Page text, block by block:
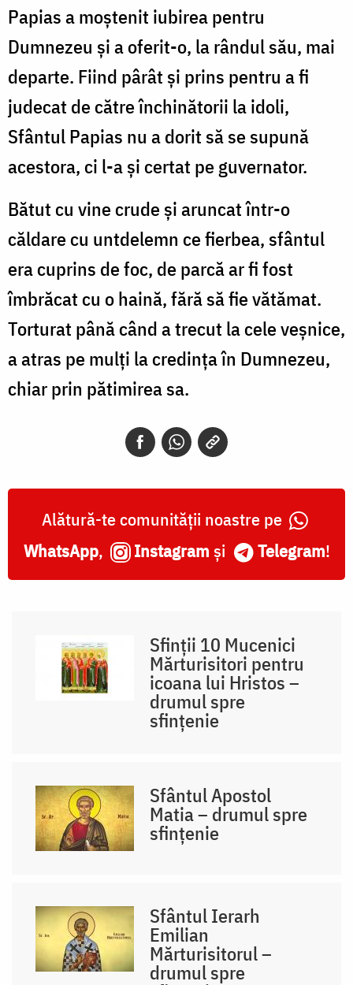
Papias a moștenit iubirea pentru
Dumnezeu și a oferit-o, la rândul său, mai
departe. Fiind pârât și prins pentru a fi
judecat de către închinătorii la idoli,
Sfântul Papias nu a dorit să se supună
acestora, ci l-a și certat pe guvernator.
Bătut cu vine crude și aruncat într-o
căldare cu untdelemn ce fierbea, sfântul
era cuprins de foc, de parcă ar fi fost
îmbrăcat cu o haină, fără să fie vătămat.
Torturat până când a trecut la cele veșnice,
a atras pe mulți la credința în Dumnezeu,
chiar prin pătimirea sa.
Alătură-te comunității noastre pe
WhatsApp, Instagram și Telegram!
Sfinții 10 Mucenici
Mărturisitori pentru
icoana lui Hristos –
drumul spre
sfințenie
Sfântul Apostol
Matia – drumul spre
sfințenie
Sfântul Ierarh
Emilian
Mărturisitorul –
drumul spre